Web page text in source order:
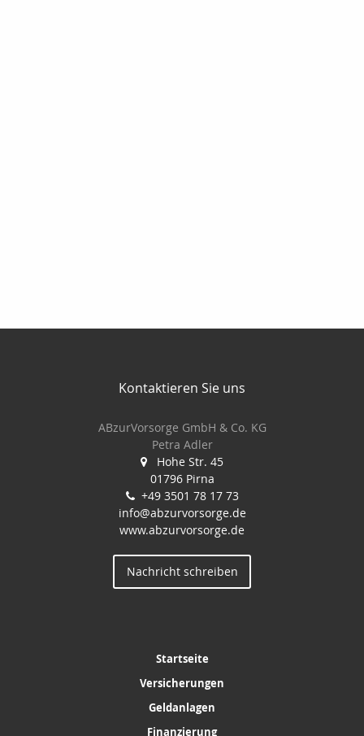
Kontaktieren Sie uns
ABzurVorsorge GmbH & Co. KG
Petra Adler
Hohe Str. 45
01796 Pirna
+49 3501 78 17 73
info@abzurvorsorge.de
www.abzurvorsorge.de
Nachricht schreiben
Startseite
Versicherungen
Geldanlagen
Finanzierung